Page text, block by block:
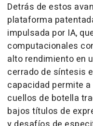
Detrás de estos
plataforma
impulsada por IA,
computacionales
alto rendimiento en
cerrado de síntesis
capacidad permite
cuellos de botella
bajos títulos de